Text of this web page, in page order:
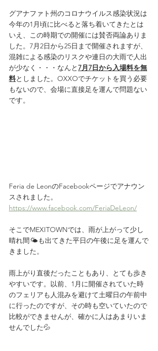
グアナファト州のコロナウイルス感染状況は
今年の1月頃に比べると落ち着いてきたとは
いえ、この時期での開催には賛否両論ありま
した。7月2日から25日まで開催されますが、
混雑による感染のリスクや連日の大雨で人出
が少なく・・・なんと7月7日から入場料を無
料としました。OXXOでチケットを買う必要
もないので、会場に直接足を運んで問題ない
です。
Feria de LeonのFacebookページでアナウン
スされました。
https://www.facebook.com/FeriaDeLeon/
そこでMEXITOWNでは、雨が上がって少し
晴れ間🌤も出てきた平日の午後に足を運んで
きました。
雨上がり直後だったこともあり、とても歩き
やすいです。以前、1月に開催されていた時
のフェリアも人混みを避けて土曜日の午前中
に行ったのですが、その時も空いていたので
比較ができませんが、確かに人はあまりいま
せんでした💦